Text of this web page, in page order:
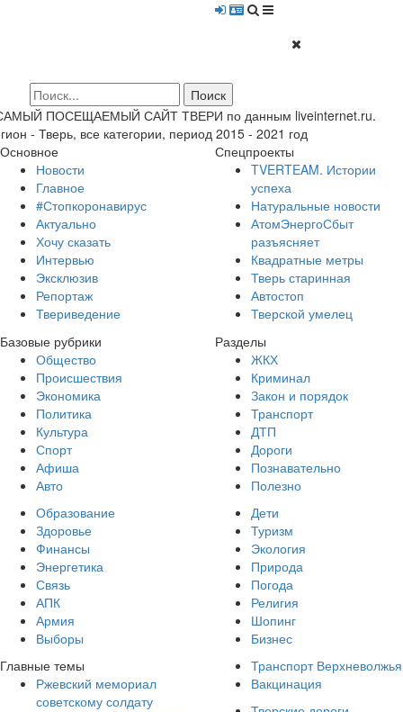
ПОСЕЩАЕМЫЙ САЙТ ТВЕРИ по данным liveinternet.ru.
- Тверь, все категории, период 2015 - 2021 год
Основное
Новости
Главное
#Стопкоронавирус
Актуально
Хочу сказать
Интервью
Эксклюзив
Репортаж
Твериведение
Спецпроекты
TVERTEAM. Истории
успеха
Натуральные новости
АтомЭнергоСбыт
разъясняет
Квадратные метры
Тверь старинная
Автостоп
Тверской умелец
Базовые рубрики
Общество
Происшествия
Экономика
Политика
Культура
Спорт
Афиша
Авто
Разделы
ЖКХ
Криминал
Закон и порядок
Транспорт
ДТП
Дороги
Познавательно
Полезно
Образование
Здоровье
Финансы
Энергетика
Связь
АПК
Армия
Выборы
Дети
Туризм
Экология
Природа
Погода
Религия
Шопинг
Бизнес
Главные темы
Ржевский мемориал
советскому солдату
Транспорт Верхневолжья
Вакцинация